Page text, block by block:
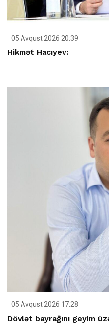
05 Avqust 2026 20:39
Hikmət Hacıyev:
05 Avqust 2026 17:28
Dövlət bayrağını geyim